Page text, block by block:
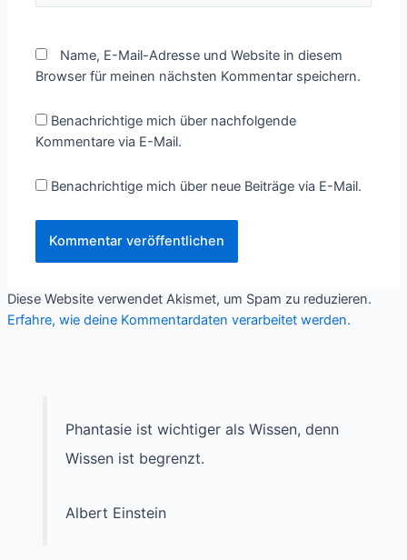
Name, E-Mail-Adresse und Website in diesem
Browser für meinen nächsten Kommentar speichern.
Benachrichtige mich über nachfolgende
Kommentare via E-Mail.
Benachrichtige mich über neue Beiträge via E-Mail.
Diese Website verwendet Akismet, um Spam zu reduzieren.
Erfahre, wie deine Kommentardaten verarbeitet werden.
Phantasie ist wichtiger als Wissen, denn
Wissen ist begrenzt.
Albert Einstein